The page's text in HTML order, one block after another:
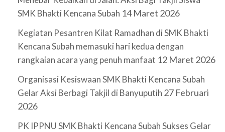
SMK Bhakti Kencana Subah 14 Maret 2026
Kegiatan Pesantren Kilat Ramadhan di SMK Bhakti
Kencana Subah memasuki hari kedua dengan
rangkaian acara yang penuh manfaat 12 Maret 2026
Organisasi Kesiswaan SMK Bhakti Kencana Subah
Gelar Aksi Berbagi Takjil di Banyuputih 27 Februari
2026
PK IPPNU SMK Bhakti Kencana Subah Sukses Gelar